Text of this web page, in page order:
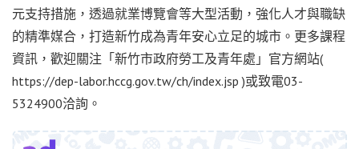
元支持措施，透過就業博覽會等大型活動，強化人才與職缺
的精準媒合，打造新竹成為青年安心立足的城市。更多課程
資訊，歡迎關注「新竹市政府勞工及青年處」官方網站(
https://dep-labor.hccg.gov.tw/ch/index.jsp )或致電03-
5324900洽詢。